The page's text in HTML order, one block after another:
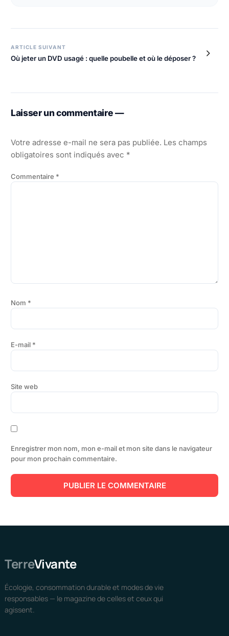
Navigation
de
ARTICLE SUIVANT
Où jeter un DVD usagé : quelle poubelle et où le déposer ?
Laisser un commentaire —
Votre adresse e-mail ne sera pas publiée. Les champs
obligatoires sont indiqués avec *
Commentaire *
Nom *
E-mail *
Site web
Enregistrer mon nom, mon e-mail et mon site dans le navigateur
pour mon prochain commentaire.
TerreVivante
Écologie, consommation durable et modes de vie
responsables — le magazine de celles et ceux qui
agissent.